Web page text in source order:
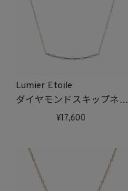
Lumier Etoile
ダイヤモンドスキップネッ
クレス(ホワイトゴールド)
17,600